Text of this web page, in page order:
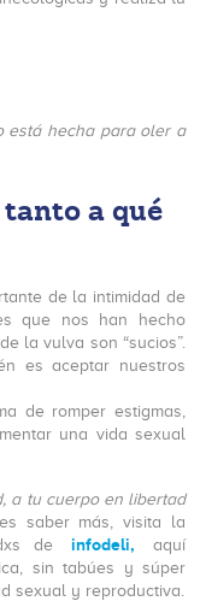
está hecha para oler a
a qué
de la intimidad de
que nos han hecho
la vulva son “sucios”.
es aceptar nuestros
de romper estigmas,
una vida sexual
a tu cuerpo en libertad
saber más, visita la
de
infodeli,
aquí
sin tabúes y súper
sexual y reproductiva.